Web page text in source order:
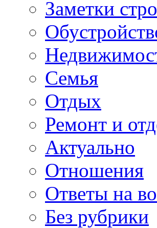
Заметки
Семья
Отдых
Ремонт и
Актуально
Отношения
Ответы на
Без рубрики